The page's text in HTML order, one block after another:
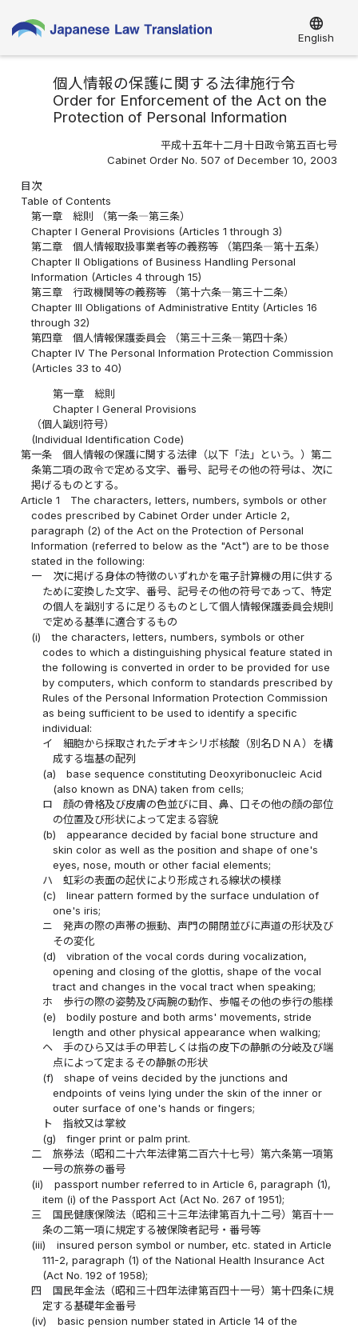
language
English
個人情報の保護に関する法律施行令
Order for Enforcement of the Act on the
Protection of Personal Information
平成十五年十二月十日政令第五百七号
Cabinet Order No. 507 of December 10, 2003
目次
Table of Contents
第一章 総則 （第一条―第三条）
Chapter I General Provisions (Articles 1 through 3)
第二章 個人情報取扱事業者等の義務等 （第四条―第十五条）
Chapter II Obligations of Business Handling Personal
Information (Articles 4 through 15)
第三章 行政機関等の義務等 （第十六条―第三十二条）
Chapter III Obligations of Administrative Entity (Articles 16
through 32)
第四章 個人情報保護委員会 （第三十三条―第四十条）
Chapter IV The Personal Information Protection Commission
(Articles 33 to 40)
第一章 総則
Chapter I General Provisions
（個人識別符号）
(Individual Identification Code)
第一条
個人情報の保護に関する法律（以下「法」という。）第二
条第二項の政令で定める文字、番号、記号その他の符号は、次に
掲げるものとする。
Article 1
The characters, letters, numbers, symbols or other
codes prescribed by Cabinet Order under Article 2,
paragraph (2) of the Act on the Protection of Personal
Information (referred to below as the "Act") are to be those
stated in the following:
一
次に掲げる身体の特徴のいずれかを電子計算機の用に供する
ために変換した文字、番号、記号その他の符号であって、特定
の個人を識別するに足りるものとして個人情報保護委員会規則
で定める基準に適合するもの
(i)
the characters, letters, numbers, symbols or other
codes to which a distinguishing physical feature stated in
the following is converted in order to be provided for use
by computers, which conform to standards prescribed by
Rules of the Personal Information Protection Commission
as being sufficient to be used to identify a specific
individual:
イ
細胞から採取されたデオキシリボ核酸（別名ＤＮＡ）を構
成する塩基の配列
(a)
base sequence constituting Deoxyribonucleic Acid
(also known as DNA) taken from cells;
ロ
顔の骨格及び皮膚の色並びに目、鼻、口その他の顔の部位
の位置及び形状によって定まる容貌
(b)
appearance decided by facial bone structure and
skin color as well as the position and shape of one's
eyes, nose, mouth or other facial elements;
ハ
虹彩の表面の起伏により形成される線状の模様
(c)
linear pattern formed by the surface undulation of
one's iris;
ニ
発声の際の声帯の振動、声門の開閉並びに声道の形状及び
その変化
(d)
vibration of the vocal cords during vocalization,
opening and closing of the glottis, shape of the vocal
tract and changes in the vocal tract when speaking;
ホ
歩行の際の姿勢及び両腕の動作、歩幅その他の歩行の態様
(e)
bodily posture and both arms' movements, stride
length and other physical appearance when walking;
ヘ
手のひら又は手の甲若しくは指の皮下の静脈の分岐及び端
点によって定まるその静脈の形状
(f)
shape of veins decided by the junctions and
endpoints of veins lying under the skin of the inner or
outer surface of one's hands or fingers;
ト
指紋又は掌紋
(g)
finger print or palm print.
二
旅券法（昭和二十六年法律第二百六十七号）第六条第一項第
一号の旅券の番号
(ii)
passport number referred to in Article 6, paragraph (1),
item (i) of the Passport Act (Act No. 267 of 1951);
三
国民健康保険法（昭和三十三年法律第百九十二号）第百十一
条の二第一項に規定する被保険者記号・番号等
(iii)
insured person symbol or number, etc. stated in Article
111-2, paragraph (1) of the National Health Insurance Act
(Act No. 192 of 1958);
四
国民年金法（昭和三十四年法律第百四十一号）第十四条に規
定する基礎年金番号
(iv)
basic pension number stated in Article 14 of the